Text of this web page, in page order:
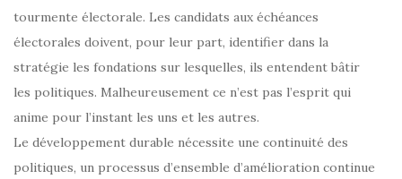
tourmente électorale. Les candidats aux échéances
électorales doivent, pour leur part, identifier dans la
stratégie les fondations sur lesquelles, ils entendent bâtir
les politiques. Malheureusement ce n’est pas l’esprit qui
anime pour l’instant les uns et les autres.
Le développement durable nécessite une continuité des
politiques, un processus d’ensemble d’amélioration continue